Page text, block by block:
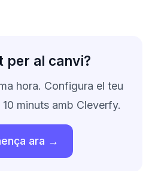
per al canvi?
hora. Configura el teu
minuts amb Cleverfy.
ara →